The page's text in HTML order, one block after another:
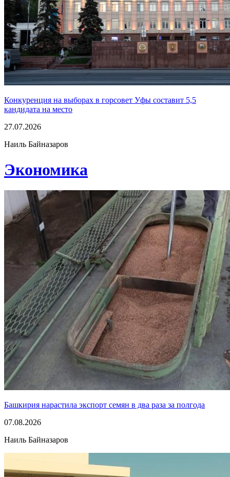
Конкуренция на выборах в горсовет Уфы составит 5,5
кандидата на место
27.07.2026
Наиль Байназаров
Экономика
Башкирия нарастила экспорт семян в два раза за полгода
07.08.2026
Наиль Байназаров